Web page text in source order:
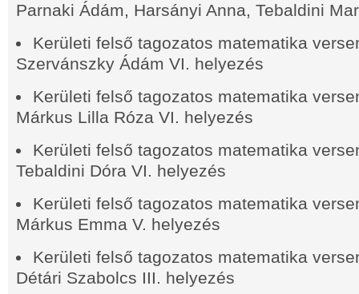
Parnaki Ádám, Harsányi Anna, Tebaldini
Kerületi felső tagozatos matematika
Szervánszky Ádám VI. helyezés
Kerületi felső tagozatos matematika
Márkus Lilla Róza VI. helyezés
Kerületi felső tagozatos matematika
Tebaldini Dóra VI. helyezés
Kerületi felső tagozatos matematika
Márkus Emma V. helyezés
Kerületi felső tagozatos matematika
Détári Szabolcs III. helyezés